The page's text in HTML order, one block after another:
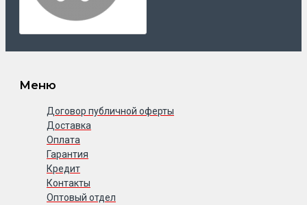
Меню
Договор публичной оферты
Доставка
Оплата
Гарантия
Кредит
Контакты
Оптовый отдел